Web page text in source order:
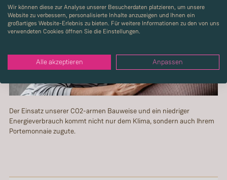
Der Einsatz unserer CO2-armen Bauweise und ein niedriger
Energieverbrauch kommt nicht nur dem Klima, sondern auch Ihrem
Portemonnaie zugute.
Wir können diese zur Analyse unserer Besucherdaten platzieren, um unsere
Website zu verbessern, personalisierte Inhalte anzuzeigen und Ihnen ein
großartiges Website-Erlebnis zu bieten. Für weitere Informationen zu den von uns
verwendeten Cookies öffnen Sie die Einstellungen.
Alle akzeptieren Anpassen